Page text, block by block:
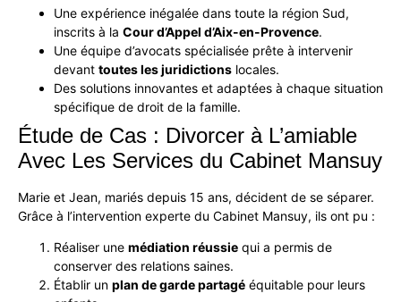
Une expérience inégalée dans toute la région Sud,
inscrits à la Cour d’Appel d’Aix-en-Provence.
Une équipe d’avocats spécialisée prête à intervenir
devant toutes les juridictions locales.
Des solutions innovantes et adaptées à chaque situation
spécifique de droit de la famille.
Étude de Cas : Divorcer à L’amiable
Avec Les Services du Cabinet Mansuy
Marie et Jean, mariés depuis 15 ans, décident de se séparer.
Grâce à l’intervention experte du Cabinet Mansuy, ils ont pu :
Réaliser une médiation réussie qui a permis de
conserver des relations saines.
Établir un plan de garde partagé équitable pour leurs